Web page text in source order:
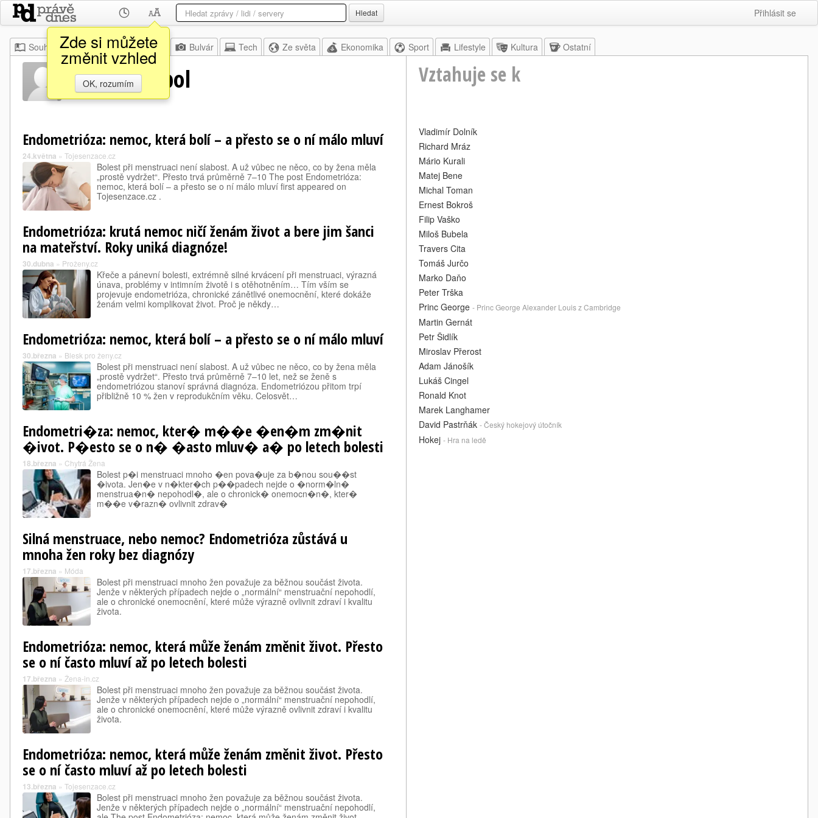
Zde si můžete
změnit vzhled
OK, rozumím
Hledat Přihlásit se
Souhrn Moje Z domova Bulvár Tech Ze světa Ekonomika Sport Lifestyle Kultura Ostatní
Richard Sabol Vztahuje se k
Endometrióza: nemoc, která bolí – a přesto se o ní málo mluví
24.května » Tojesenzace.cz
Bolest při menstruaci není slabost. A už vůbec ne něco, co by žena měla
„prostě vydržet“. Přesto trvá průměrně 7–10 The post Endometrióza:
nemoc, která bolí – a přesto se o ní málo mluví first appeared on
Tojesenzace.cz .
Endometrióza: krutá nemoc ničí ženám život a bere jim šanci
na mateřství. Roky uniká diagnóze!
30.dubna » Proženy.cz
Křeče a pánevní bolesti, extrémně silné krvácení při menstruaci, výrazná
únava, problémy v intimním životě i s otěhotněním… Tím vším se
projevuje endometrióza, chronické zánětlivé onemocnění, které dokáže
ženám velmi komplikovat život. Proč je někdy…
Endometrióza: nemoc, která bolí – a přesto se o ní málo mluví
30.března » Blesk pro ženy.cz
Bolest při menstruaci není slabost. A už vůbec ne něco, co by žena měla
„prostě vydržet“. Přesto trvá průměrně 7–10 let, než se ženě s
endometriózou stanoví správná diagnóza. Endometriózou přitom trpí
přibližně 10 % žen v reprodukčním věku. Celosvět…
Endometri�za: nemoc, kter� m��e �en�m zm�nit
�ivot. P�esto se o n� �asto mluv� a� po letech bolesti
18.března » Chytrá Žena
Bolest p�i menstruaci mnoho �en pova�uje za b�nou sou��st
�ivota. Jen�e v n�kter�ch p��padech nejde o �norm�ln�
menstrua�n� nepohodl�, ale o chronick� onemocn�n�, kter�
m��e v�razn� ovlivnit zdrav�
Silná menstruace, nebo nemoc? Endometrióza zůstává u
mnoha žen roky bez diagnózy
17.března » Móda
Bolest při menstruaci mnoho žen považuje za běžnou součást života.
Jenže v některých případech nejde o „normální“ menstruační nepohodlí,
ale o chronické onemocnění, které může výrazně ovlivnit zdraví i kvalitu
života.
Endometrióza: nemoc, která může ženám změnit život. Přesto
se o ní často mluví až po letech bolesti
17.března » Žena-in.cz
Bolest při menstruaci mnoho žen považuje za běžnou součást života.
Jenže v některých případech nejde o „normální“ menstruační nepohodlí,
ale o chronické onemocnění, které může výrazně ovlivnit zdraví i kvalitu
života.
Endometrióza: nemoc, která může ženám změnit život. Přesto
se o ní často mluví až po letech bolesti
13.března » Tojesenzace.cz
Bolest při menstruaci mnoho žen považuje za běžnou součást života.
Jenže v některých případech nejde o „normální“ menstruační nepohodlí,
Vladimír Dolník
Richard Mráz
Mário Kurali
Matej Bene
Michal Toman
Ernest Bokroš
Filip Vaško
Miloš Bubela
Travers Cita
Tomáš Jurčo
Marko Daňo
Peter Trška
Princ George - Princ George Alexander Louis z Cambridge
Martin Gernát
Petr Šidlík
Miroslav Přerost
Adam Jánošík
Lukáš Cingel
Ronald Knot
Marek Langhamer
David Pastrňák - Český hokejový útočník
Hokej - Hra na ledě